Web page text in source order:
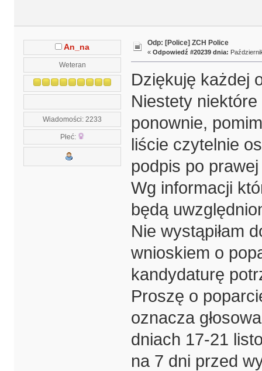
An_na
Weteran
Wiadomości: 2233
Płeć:
Odp: [Police] ZCH Police
« Odpowiedź #20239 dnia:
Dziękuję każdej
Niestety
ponownie,
liście czytelnie
podpis po
Wg informacji
będą
Nie wystąpiłam
wnioskiem o
kandydaturę
Proszę o
oznacza
dniach 17-21
na 7 dni przed